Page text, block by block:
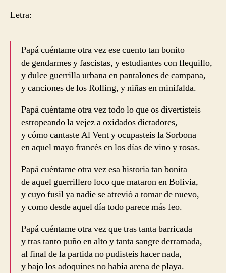
Letra:
Papá cuéntame otra vez ese cuento tan bonito
de gendarmes y fascistas, y estudiantes con flequillo,
y dulce guerrilla urbana en pantalones de campana,
y canciones de los Rolling, y niñas en minifalda.
Papá cuéntame otra vez todo lo que os divertisteis
estropeando la vejez a oxidados dictadores,
y cómo cantaste Al Vent y ocupasteis la Sorbona
en aquel mayo francés en los días de vino y rosas.
Papá cuéntame otra vez esa historia tan bonita
de aquel guerrillero loco que mataron en Bolivia,
y cuyo fusil ya nadie se atrevió a tomar de nuevo,
y como desde aquel día todo parece más feo.
Papá cuéntame otra vez que tras tanta barricada
y tras tanto puño en alto y tanta sangre derramada,
al final de la partida no pudisteis hacer nada,
y bajo los adoquines no había arena de playa.